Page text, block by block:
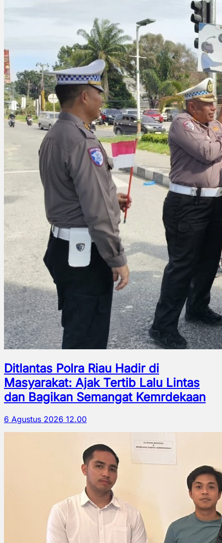
Ditlantas Polra Riau Hadir di
Masyarakat: Ajak Tertib Lalu Lintas
dan Bagikan Semangat Kemrdekaan
6 Agustus 2026 12.00